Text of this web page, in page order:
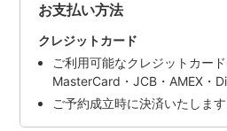
お支払い方法
クレジットカード
ご利用可能なクレジットカード
MasterCard・JCB・AMEX・
ご予約成立時に決済いたします